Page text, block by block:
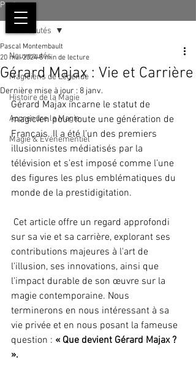
Post
Nouveautés
Magiciens de Légende
Histoire de la Magie
Apprendre la Magie
Magie & Événementiel
Nouveautés
Gérard Majax : Vie et Carrière
Pascal Montembault
20 mai 2024 8 min de lecture
Dernière mise à jour : 8 janv.
Gérard Majax incarne le statut de
magicien pour toute une génération de
Français. Il a été l’un des premiers
illusionnistes médiatisés par la
télévision et s’est imposé comme l’une
des figures les plus emblématiques du
monde de la prestidigitation.
sur sa vie et sa carrière, explorant ses
contributions majeures à l'art de
l'illusion, ses innovations, ainsi que
l'impact durable de son œuvre sur la
magie contemporaine. Nous
terminerons en nous intéressant à sa
vie privée et en nous posant la fameuse
question : « Que devient Gérard Majax ?
».